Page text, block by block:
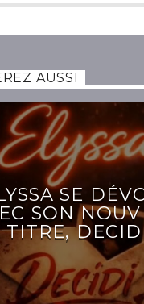
AUSSI
SE
SON
TITRE,